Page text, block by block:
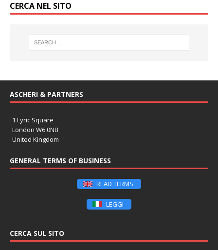
CERCA NEL SITO
ASCHERI & PARTNERS
1 Lyric Square
London W6 0NB
United Kingdom
GENERAL TERMS OF BUSINESS
READ TERMS
LEGGI
CERCA SUL SITO